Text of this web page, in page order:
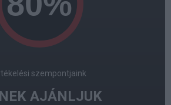
szempontjaink
AJÁNLJUK